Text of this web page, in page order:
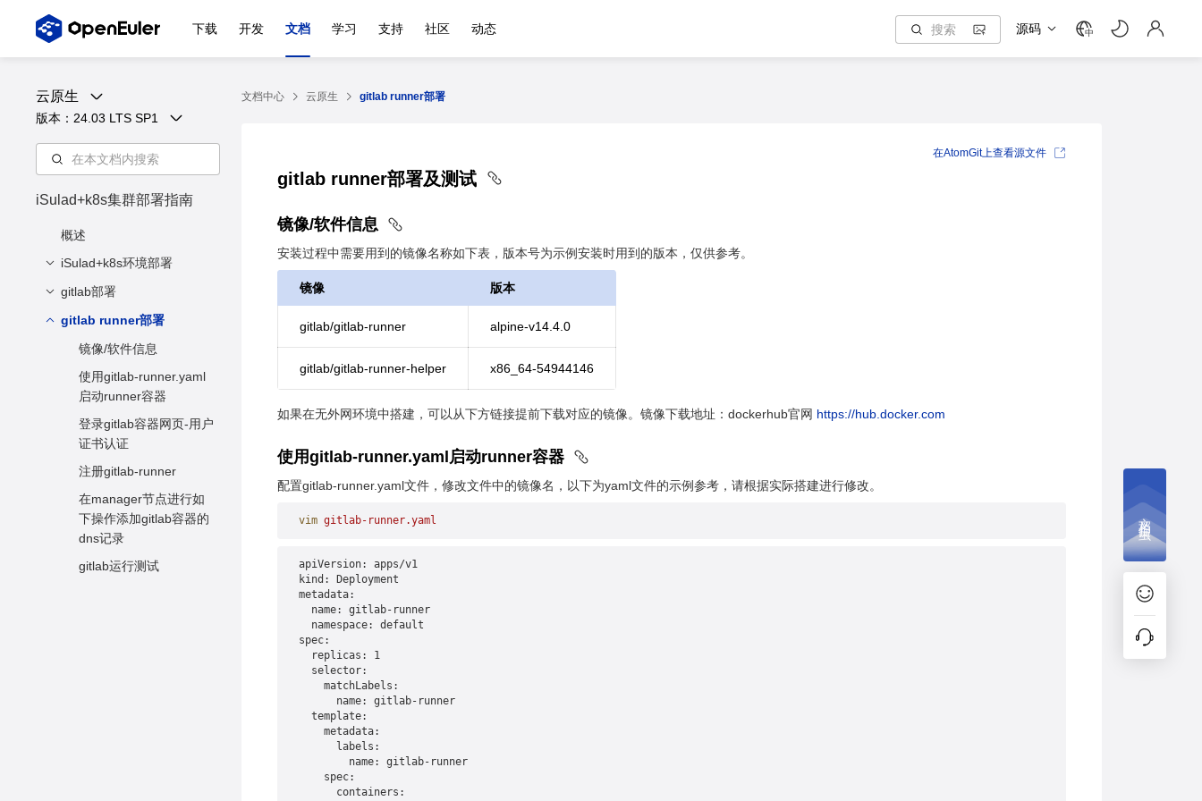
下载 开发 文档 学习 支持 社区 动态 源码 中
云原生
版本： 24.03 LTS SP1
iSulad+k8s集群部署指南
概述
iSulad+k8s环境部署
准备集群服务器
镜像/软件信息
修改host文件
环境准备
安装kubeadm、
kubectl、kubelet组件及
iSulad
修改isulad配置
加载isulad镜像
安装crictl工具
gitlab部署
文档说明
准备服务器
启动gitlab
登录gitlab
gitlab runner部署
镜像/软件信息
使用gitlab-runner.yaml
启动runner容器
登录gitlab容器网页-用户
证书认证
注册gitlab-runner
在manager节点进行如
下操作添加gitlab容器的
dns记录
gitlab运行测试
文档中心 云原生 gitlab runner部署
gitlab runner部署及测试
镜像/软件信息
安装过程中需要用到的镜像名称如下表，版本号为示例安装时用到的版本，仅供参考。
镜像 版本
gitlab/gitlab-runner alpine-v14.4.0
gitlab/gitlab-runner-helper x86_64-54944146
如果在无外网环境中搭建，可以从下方链接提前下载对应的镜像。镜像下载地址：dockerhub官网 https://hub.docker.com
使用gitlab-runner.yaml启动runner容器
配置gitlab-runner.yaml文件，修改文件中的镜像名，以下为yaml文件的示例参考，请根据实际搭建进行修改。
vim gitlab-runner.yaml
apiVersion: apps/v1
kind: Deployment
metadata:
  name: gitlab-runner
  namespace: default
spec:
  replicas: 1
  selector:
    matchLabels:
      name: gitlab-runner
  template:
    metadata:
      labels:
        name: gitlab-runner
    spec:
      containers:
在AtomGit上查看源文件